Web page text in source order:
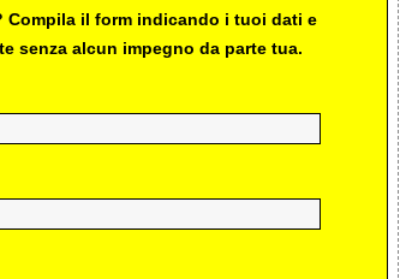
il form indicando i tuoi dati e
senza alcun impegno da parte tua.